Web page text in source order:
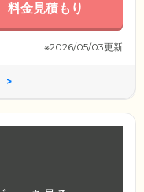
料金見積もり
※2026/05/03更新